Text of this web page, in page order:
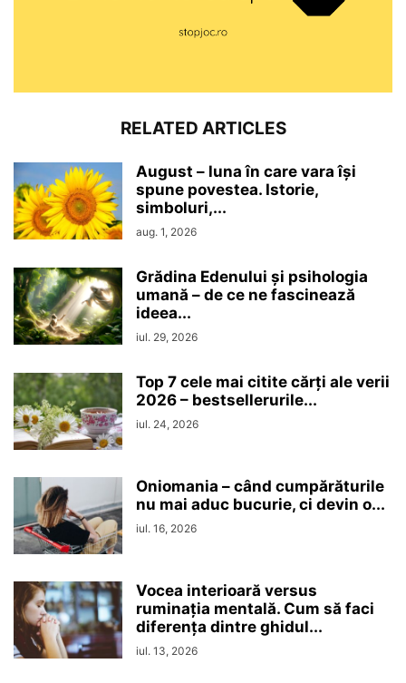
RELATED ARTICLES
August – luna în care vara își
spune povestea. Istorie,
simboluri,...
aug. 1, 2026
Grădina Edenului și psihologia
umană – de ce ne fascinează
ideea...
iul. 29, 2026
Top 7 cele mai citite cărți ale verii
2026 – bestsellerurile...
iul. 24, 2026
Oniomania – când cumpărăturile
nu mai aduc bucurie, ci devin o...
iul. 16, 2026
Vocea interioară versus
ruminaţia mentală. Cum să faci
diferența dintre ghidul...
iul. 13, 2026